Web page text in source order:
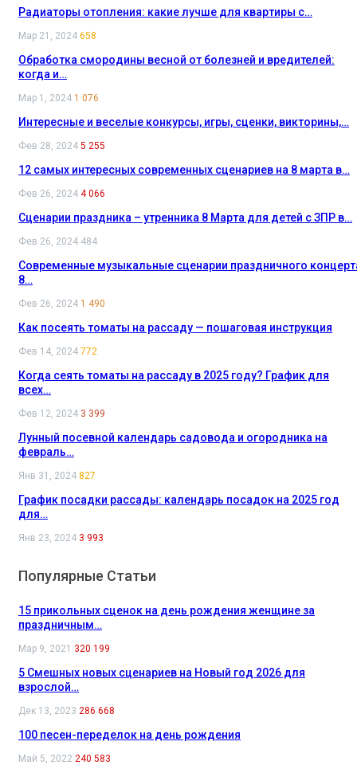
Радиаторы отопления: какие лучше для квартиры с…
Мар 21, 2024 658
Обработка смородины весной от болезней и вредителей:
когда и…
Мар 1, 2024 1 076
Интересные и веселые конкурсы, игры, сценки, викторины,…
Фев 28, 2024 5 255
12 самых интересных современных сценариев на 8 марта в…
Фев 26, 2024 4 066
Сценарии праздника – утренника 8 Марта для детей с ЗПР в…
Фев 26, 2024 484
Современные музыкальные сценарии праздничного
8…
Фев 26, 2024 1 490
Как посеять томаты на рассаду — пошаговая инструкция
Фев 14, 2024 772
Когда сеять томаты на рассаду в 2025 году? График для
всех…
Фев 12, 2024 3 399
Лунный посевной календарь садовода и огородника на
февраль…
Янв 31, 2024 827
График посадки рассады: календарь посадок на 2025 год
для…
Янв 23, 2024 3 993
Популярные Статьи
15 прикольных сценок на день рождения женщине за
праздничным…
Мар 9, 2021 320 199
5 Смешных новых сценариев на Новый год 2026 для
взрослой…
Дек 13, 2023 286 668
100 песен-переделок на день рождения
Май 5, 2022 240 583